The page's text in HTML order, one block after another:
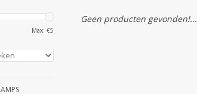
Max: €5
Geen producten gevonden!...